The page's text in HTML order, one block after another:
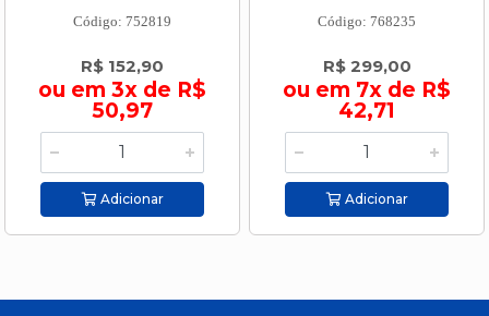
Código: 752819
R$ 152,90
ou em 3x de R$
50,97
Adicionar
Código: 768235
R$ 299,00
ou em 7x de R$
42,71
Adicionar